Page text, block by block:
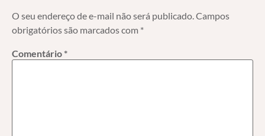
O seu endereço de e-mail não será publicado.Campos
obrigatórios são marcados com *
Comentário*